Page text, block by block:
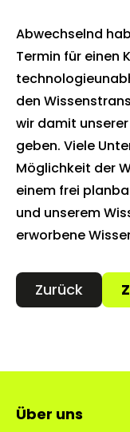
Abwechselnd
Termin für einen
den
wir damit
geben. Viele
Möglichkeit der
einem frei
und unserem
erworbene
Zurück
Über uns